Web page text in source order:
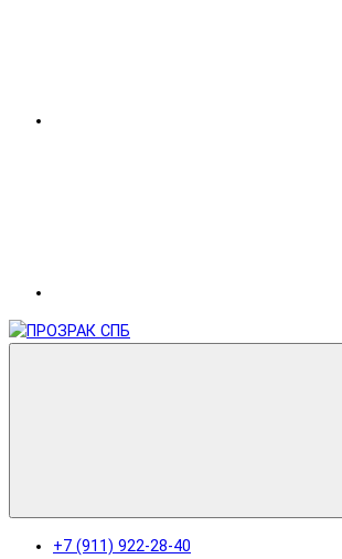
+7 (911) 922-28-40